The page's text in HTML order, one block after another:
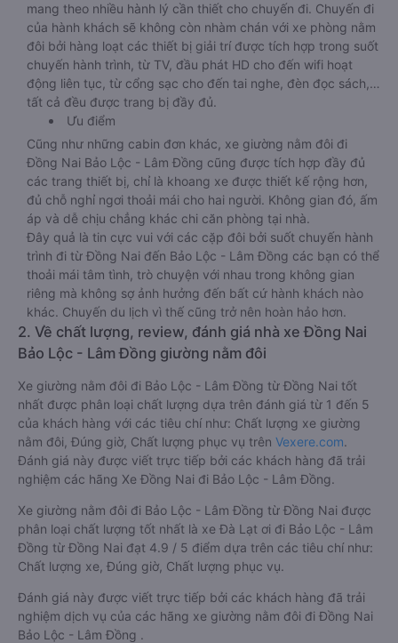
mang theo nhiều hành lý cần thiết cho chuyến đi. Chuyến đi
của hành khách sẽ không còn nhàm chán với xe phòng nằm
đôi bởi hàng loạt các thiết bị giải trí được tích hợp trong suốt
chuyến hành trình, từ TV, đầu phát HD cho đến wifi hoạt
động liên tục, từ cổng sạc cho đến tai nghe, đèn đọc sách,…
tất cả đều được trang bị đầy đủ.
Ưu điểm
Cũng như những cabin đơn khác, xe giường nằm đôi đi
Đồng Nai Bảo Lộc - Lâm Đồng cũng được tích hợp đầy đủ
các trang thiết bị, chỉ là khoang xe được thiết kế rộng hơn,
đủ chỗ nghỉ ngơi thoải mái cho hai người. Không gian đó, ấm
áp và dễ chịu chẳng khác chi căn phòng tại nhà.
Đây quả là tin cực vui với các cặp đôi bởi suốt chuyến hành
trình đi từ Đồng Nai đến Bảo Lộc - Lâm Đồng các bạn có thể
thoải mái tâm tình, trò chuyện với nhau trong không gian
riêng mà không sợ ảnh hưởng đến bất cứ hành khách nào
khác. Chuyến du lịch vì thế cũng trở nên hoàn hảo hơn.
2. Về chất lượng, review, đánh giá nhà xe Đồng Nai
Bảo Lộc - Lâm Đồng giường nằm đôi
Xe giường nằm đôi đi Bảo Lộc - Lâm Đồng từ Đồng Nai tốt
nhất được phân loại chất lượng dựa trên đánh giá từ 1 đến 5
của khách hàng với các tiêu chí như: Chất lượng xe giường
nằm đôi, Đúng giờ, Chất lượng phục vụ trên Vexere.com.
Đánh giá này được viết trực tiếp bởi các khách hàng đã trải
nghiệm các hãng Xe Đồng Nai đi Bảo Lộc - Lâm Đồng.
Xe giường nằm đôi đi Bảo Lộc - Lâm Đồng từ Đồng Nai được
phân loại chất lượng tốt nhất là xe Đà Lạt ơi đi Bảo Lộc - Lâm
Đồng từ Đồng Nai đạt 4.9 / 5 điểm dựa trên các tiêu chí như:
Chất lượng xe, Đúng giờ, Chất lượng phục vụ.
Đánh giá này được viết trực tiếp bởi các khách hàng đã trải
nghiệm dịch vụ của các hãng xe giường nằm đôi đi Đồng Nai
Bảo Lộc - Lâm Đồng .